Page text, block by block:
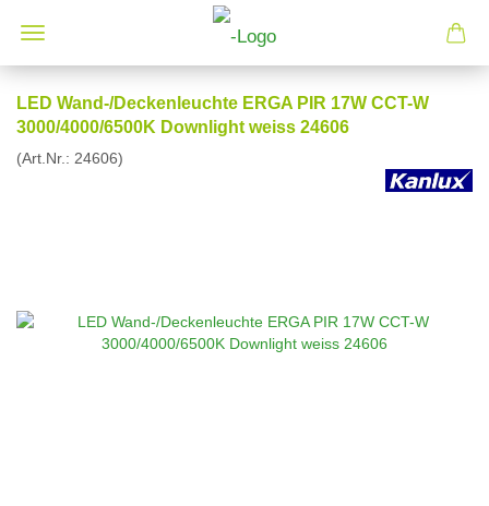
LED Wand-/Deckenleuchte ERGA PIR 17W CCT-W
3000/4000/6500K Downlight weiss 24606
(Art.Nr.: 24606)